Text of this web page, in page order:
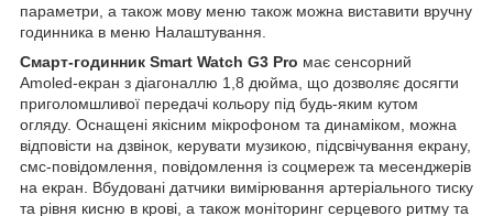
параметри, а також мову меню також можна виставити вручну
годинника в меню Налаштування.
Смарт-годинник Smart Watch G3 Pro має сенсорний
Amoled-екран з діагоналлю 1,8 дюйма, що дозволяє досягти
приголомшливої ​​передачі кольору під будь-яким кутом
огляду. Оснащені якісним мікрофоном та динаміком, можна
відповісти на дзвінок, керувати музикою, підсвічування екрану,
смс-повідомлення, повідомлення із соцмереж та месенджерів
на екран. Вбудовані датчики вимірювання артеріального тиску
та рівня кисню в крові, а також моніторинг серцевого ритму та